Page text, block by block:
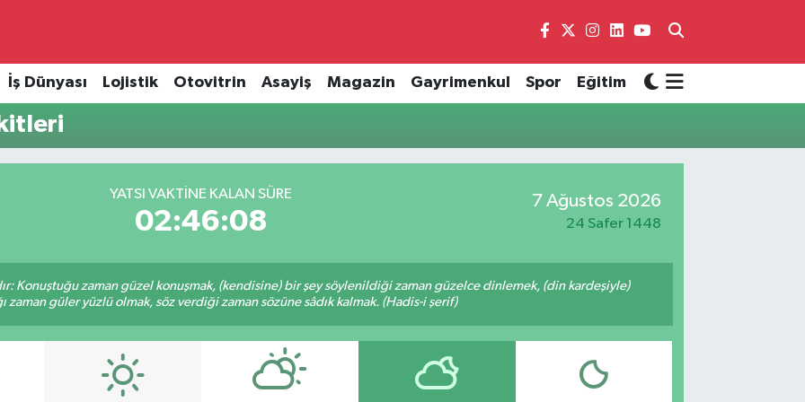
İş Dünyası Lojistik Otovitrin Asayiş Magazin Gayrimenkul Spor Eğitim
YATSI VAKTINE KALAN SÜRE
02:46:08
7 Ağustos 2026
24 Safer 1448
Konuştuğu zaman güzel konuşmak, (kendisine) bir şey söylenildiği zaman güzelce dinlemek, (din kardeşiyle)
zaman güler yüzlü olmak, söz verdiği zaman sözüne sâdık kalmak. (Hadis-i şerif)